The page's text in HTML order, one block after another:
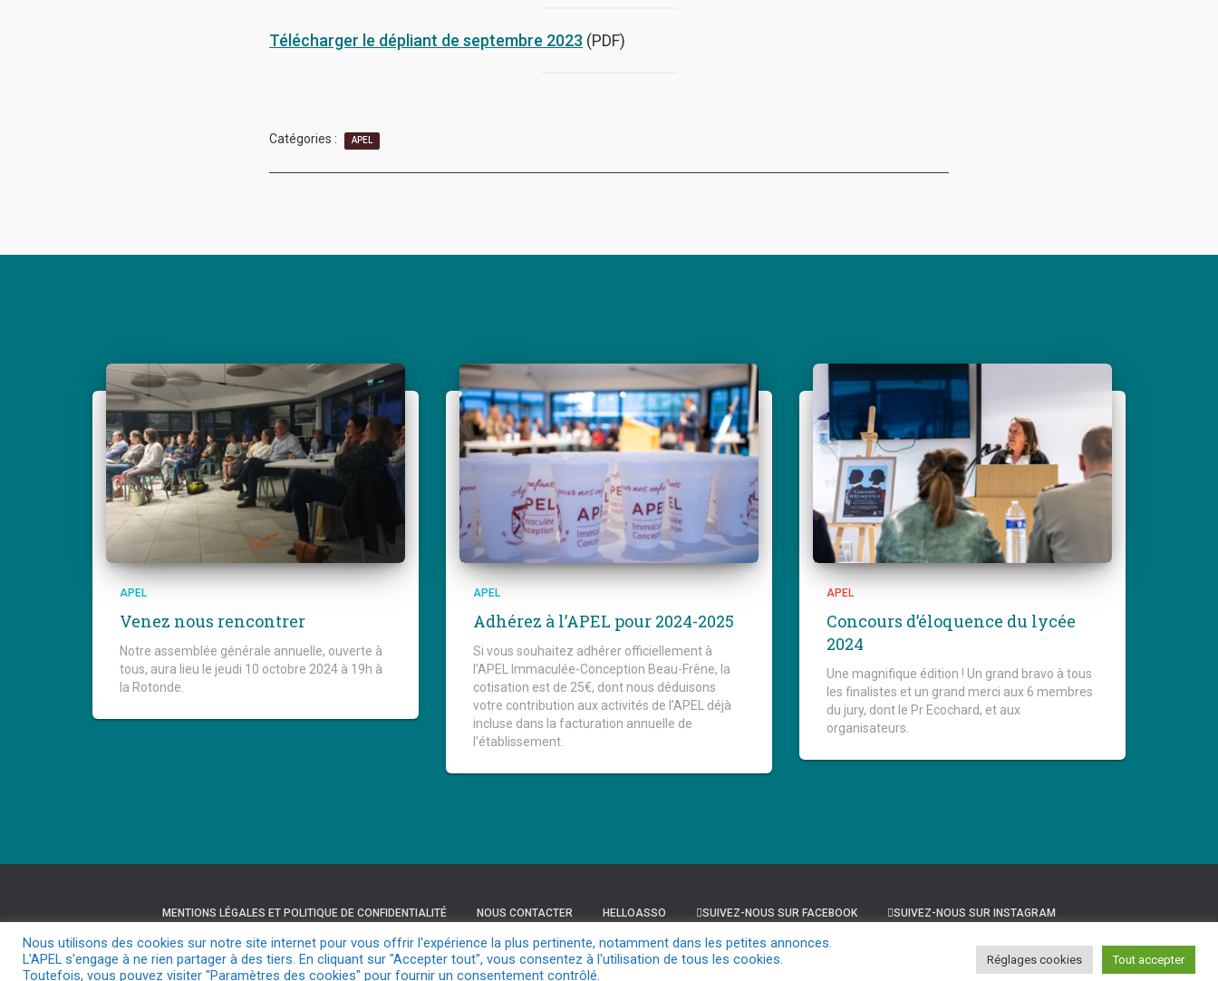
Télécharger le dépliant de septembre 2023 (PDF)
Catégories : APEL
APEL
Venez nous rencontrer
Notre assemblée générale annuelle, ouverte à
tous, aura lieu le jeudi 10 octobre 2024 à 19h à
la Rotonde.
APEL
Adhérez à l’APEL pour 2024-2025
Si vous souhaitez adhérer officiellement à
l’APEL Immaculée-Conception Beau-Frêne, la
cotisation est de 25€, dont nous déduisons
votre contribution aux activités de l’APEL déjà
incluse dans la facturation annuelle de
l’établissement.
APEL
Concours d’éloquence du lycée
2024
Une magnifique édition ! Un grand bravo à tous
les finalistes et un grand merci aux 6 membres
du jury, dont le Pr Ecochard, et aux
organisateurs.
MENTIONS LÉGALES ET POLITIQUE DE CONFIDENTIALITÉ NOUS CONTACTER HELLOASSO SUIVEZ-NOUS SUR FACEBOOK SUIVEZ-NOUS SUR INSTAGRAM
SUIVEZ-NOUS SUR YOUTUBE APEL NATIONALE
Nous utilisons des cookies sur notre site internet pour vous offrir l'expérience la plus pertinente, notamment dans les petites annonces.
L'APEL s'engage à ne rien partager à des tiers. En cliquant sur "Accepter tout", vous consentez à l'utilisation de tous les cookies.
Toutefois, vous pouvez visiter "Paramètres des cookies" pour fournir un consentement contrôlé.
Réglages cookies Tout accepter